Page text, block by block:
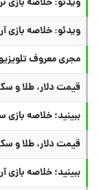
ویدئو: خلاصه بازی آرژانتین
مجری معروف
قیمت دلار، طلا و سکه
ببینید؛ خلاصه بازی سوئیس ۰ (۴) - کلمبیا ۰
قیمت دلار، طلا و سکه
ببینید؛ خلاصه بازی آرژانتین ۳ - مصر